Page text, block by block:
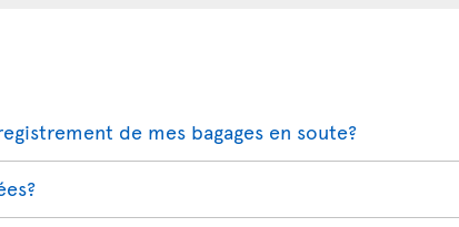
de mes bagages en soute?